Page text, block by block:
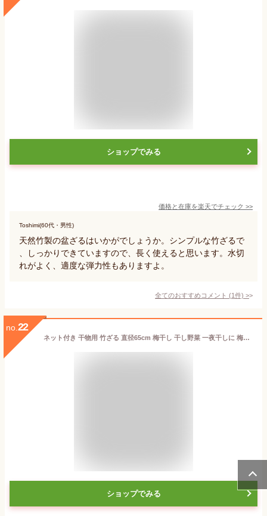
ショップでみる
価格と在庫を楽天でチェック >>
Toshimi(60代・男性)
天然竹製の盆ざるはいかがでしょうか。シンプルな竹ざるで
、しっかりできていますので、長く使えると思います。水切
れがよく、適度な弾力性もありますよ。
全てのおすすめコメント (1件) >
no. 22
ネット付き 干物用 竹ざる 直径65cm 梅干し 干し野菜 一夜干しに 梅干しざる 盆ざる 網付 渋YD
ショップでみる